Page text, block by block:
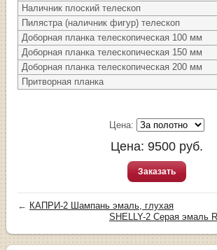
Наличник плоский телескоп
Пилястра (наличник фигур) телескоп
Доборная планка телескопическая 100 мм
Доборная планка телескопическая 150 мм
Доборная планка телескопическая 200 мм
Притворная планка
Цена:
Цена: 9500 руб.
Заказать
← КАПРИ-2 Шампань эмаль, глухая
SHELLY-2 Серая эмаль